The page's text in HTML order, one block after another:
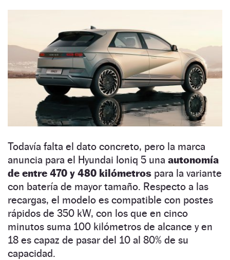
Todavía falta el dato concreto, pero la marca
anuncia para el Hyundai Ioniq 5 una autonomía
de entre 470 y 480 kilómetros para la variante
con batería de mayor tamaño. Respecto a las
recargas, el modelo es compatible con postes
rápidos de 350 kW, con los que en cinco
minutos suma 100 kilómetros de alcance y en
18 es capaz de pasar del 10 al 80% de su
capacidad.